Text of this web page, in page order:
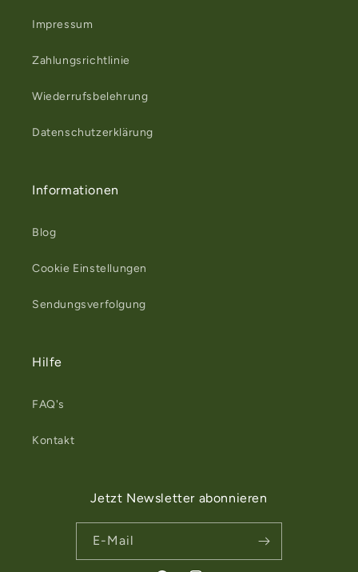
Impressum
Zahlungsrichtlinie
Wiederrufsbelehrung
Datenschutzerklärung
Informationen
Blog
Cookie Einstellungen
Sendungsverfolgung
Hilfe
FAQ's
Kontakt
Jetzt Newsletter abonnieren
E-Mail